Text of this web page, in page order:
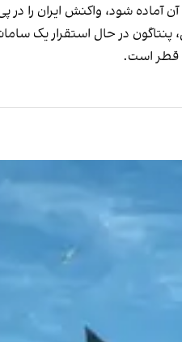
آماده شود، واکنش ایران را
در حال استقرار یک
قطر است.